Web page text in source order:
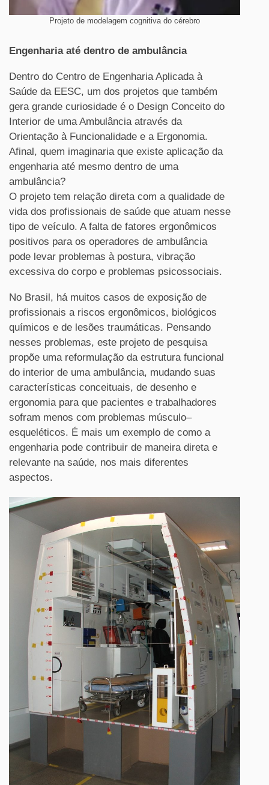
Projeto de modelagem cognitiva do cérebro
Engenharia até dentro de ambulância
Dentro do Centro de Engenharia Aplicada à
Saúde da EESC, um dos projetos que também
gera grande curiosidade é o Design Conceito do
Interior de uma Ambulância através da
Orientação à Funcionalidade e a Ergonomia.
Afinal, quem imaginaria que existe aplicação da
engenharia até mesmo dentro de uma
ambulância?
O projeto tem relação direta com a qualidade de
vida dos profissionais de saúde que atuam nesse
tipo de veículo. A falta de fatores ergonômicos
positivos para os operadores de ambulância
pode levar problemas à postura, vibração
excessiva do corpo e problemas psicossociais.
No Brasil, há muitos casos de exposição de
profissionais a riscos ergonômicos, biológicos
químicos e de lesões traumáticas. Pensando
nesses problemas, este projeto de pesquisa
propõe uma reformulação da estrutura funcional
do interior de uma ambulância, mudando suas
características conceituais, de desenho e
ergonomia para que pacientes e trabalhadores
sofram menos com problemas músculo–
esqueléticos. É mais um exemplo de como a
engenharia pode contribuir de maneira direta e
relevante na saúde, nos mais diferentes
aspectos.